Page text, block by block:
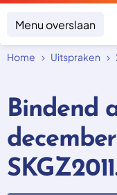
Menu overslaan
Onderwerpen
Zorgverzekering
Vergoeding van zorg
Zorg in het buitenland
Focus en impact
Uitspraken
Home Uitspraken
Bindend
december